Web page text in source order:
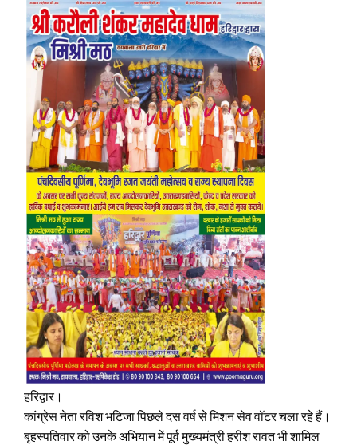
हरिद्वार।
कांग्रेस नेता रविश भटिजा पिछले दस वर्ष से मिशन सेव वॉटर चला रहे हैं।
बृहस्पतिवार को उनके अभियान में पूर्व मुख्यमंत्री हरीश रावत भी शामिल